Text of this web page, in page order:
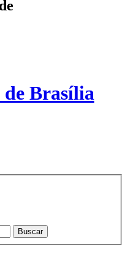
Brasília
Buscar